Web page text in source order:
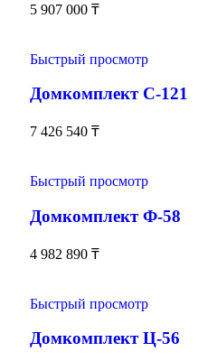
5 907 000 ₸
Быстрый просмотр
Домкомплект С-121
7 426 540 ₸
Быстрый просмотр
Домкомплект Ф-58
4 982 890 ₸
Быстрый просмотр
Домкомплект Ц-56